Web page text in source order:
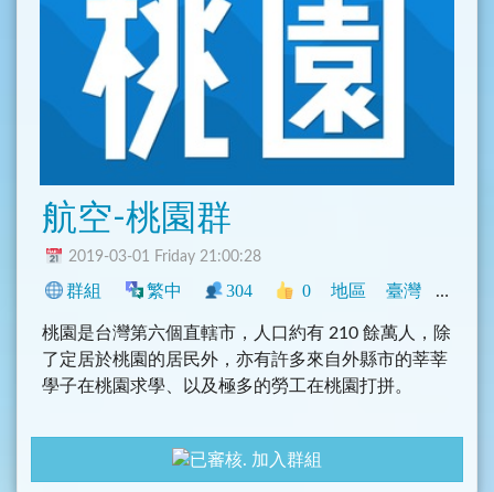
航空-桃園群
2019-03-01 Friday 21:00:28
群組 繁中 304 0 地區 臺灣 旅遊
桃園是台灣第六個直轄市，人口約有 210 餘萬人，除
了定居於桃園的居民外，亦有許多來自外縣市的莘莘
學子在桃園求學、以及極多的勞工在桃園打拼。
加入群組